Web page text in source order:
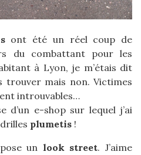
ont été un réel coup de
du combattant pour les
à Lyon, je m’étais dit
trouver mais non. Victimes
introuvables…
d’un e-shop sur lequel j’ai
plumetis !
un look street. J’aime